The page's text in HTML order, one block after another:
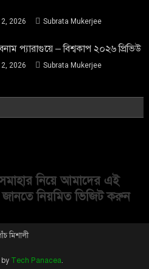
2026 Subrata Mukerjee
বনাম প্যারাগুয়ে – বিশ্বকাপ ২০২৬ প্রিভিউ
2026 Subrata Mukerjee
নিয়ে আমাদের এই
নিয়মিত ভিজিট করুন
মিশালী
Tech Panacea.